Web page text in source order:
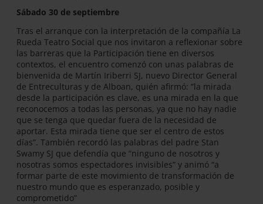
Sábado 30 de septiembre
Tras el arranque con la interpretación de la compañía La
Rueda Teatro Social que nos invitaron a reflexionar sobre
las barreras que la Participación tiene en diversos
contextos, el encuentro comenzó con unas palabras de
bienvenida de Martín Iriberri SJ, nuevo Director General
de Entreculturas y de Alboan, quién afirmó: “la mirada
desde la participación es clave, es una mirada en la que
reconocemos a todas las personas, ya que no hay nadie
que se tenga que quedar fuera de la necesidad de
aportar. Esta mirada tiene que ser el centro de estos
días”. También recordó las palabras del padre Stan
Swamy SJ que defendía que “ninguno de nosotros y
nosotras somos espectadores invisibles” y animó “a
formar parte de este movimiento de transformación de
nuestro mundo que es esperanzado, posible y
comprometido”